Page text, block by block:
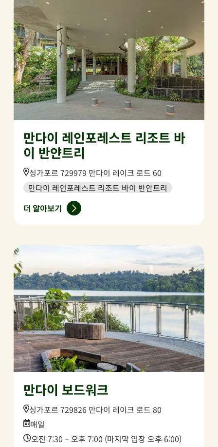
만다이 레인포레스트 리조트 바
이 반얀트리
Location:
싱가포르 729979 만다이 레이크 로드 60
만다이 레인포레스트 리조트 바이 반얀트리
더 알아보기
만다이 보드워크
Location:
싱가포르 729826 만다이 레이크 로드 80
Date:
매일
Time:
오전 7:30 – 오후 7:00 (마지막 입장 오후 6:00)